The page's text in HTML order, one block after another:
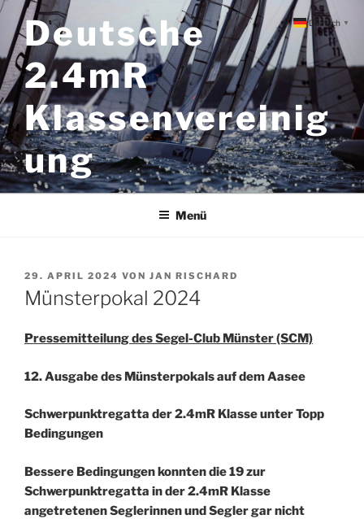
Zum
Inhalt
springenDeutsche
2.4mR
Klassenvereinig
ung
Menü
VERÖFFENTLICHT
AM
29. APRIL 2024 VON JAN RISCHARD
Münsterpokal 2024
Pressemitteilung des Segel-Club Münster (SCM)
12. Ausgabe des Münsterpokals auf dem Aasee
Schwerpunktregatta der 2.4mR Klasse unter Topp
Bedingungen
Bessere Bedingungen konnten die 19 zur
Schwerpunktregatta in der 2.4mR Klasse
angetretenen Seglerinnen und Segler gar nicht
Deutsch ▼